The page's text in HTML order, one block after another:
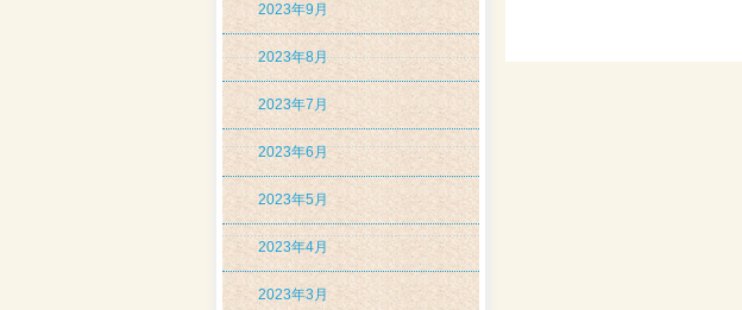
2023年9月
2023年8月
2023年7月
2023年6月
2023年5月
2023年4月
2023年3月